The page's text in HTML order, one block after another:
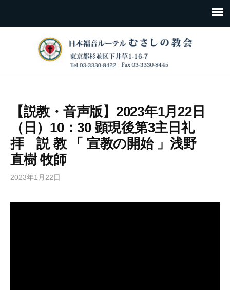
【説教・音声版】2023年1月22日
（日）10：30 顕現後第3主日礼
拝 説 教 「 宣教の開始 」浅野
直樹 牧師
2023年1月22日